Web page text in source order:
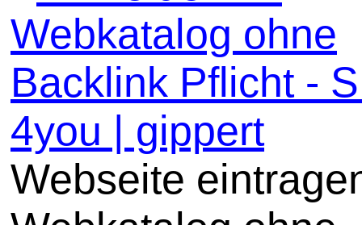
Webkatalog ohne
Backlink Pflicht -
4you | gippert
Webseite